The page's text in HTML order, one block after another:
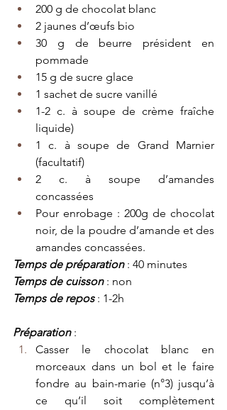
200 g de chocolat blanc
2 jaunes d’œufs bio
30 g de beurre président en
pommade
15 g de sucre glace
1 sachet de sucre vanillé
1-2 c. à soupe de crème fraîche
liquide)
1 c. à soupe de Grand Marnier
(facultatif)
2 c. à soupe d’amandes
concassées
Pour enrobage : 200g de chocolat
noir, de la poudre d’amande et des
amandes concassées.
Temps de préparation : 40 minutes
Temps de cuisson : non
Temps de repos : 1-2h
Préparation :
Casser le chocolat blanc en
morceaux dans un bol et le faire
fondre au bain-marie (n°3) jusqu’à
ce qu’il soit complètement